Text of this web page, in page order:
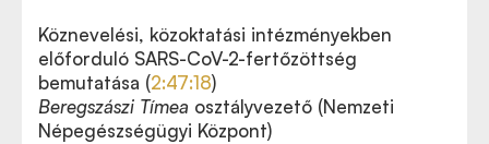
Köznevelési, közoktatási intézményekben
előforduló SARS-CoV-2-fertőzöttség
bemutatása (2:47:18)
Beregszászi Tímea osztályvezető (Nemzeti
Népegészségügyi Központ)